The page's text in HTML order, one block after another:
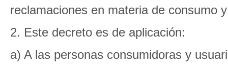
reclamaciones en materia de consumo
2. Este decreto es de aplicación:
a) A las personas consumidoras y